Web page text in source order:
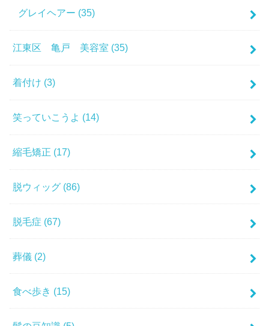
グレイヘアー (35)
江東区 亀戸 美容室 (35)
着付け (3)
笑っていこうよ (14)
縮毛矯正 (17)
脱ウィッグ (86)
脱毛症 (67)
葬儀 (2)
食べ歩き (15)